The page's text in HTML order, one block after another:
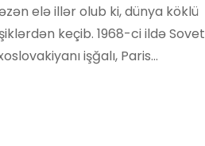
elə illər olub ki, dünya köklü
keçib. 1968-ci ildə Sovet
işğalı, Paris…